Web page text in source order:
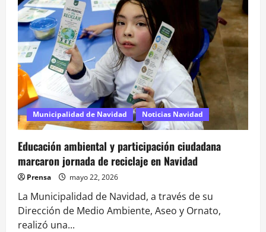
Municipalidad de Navidad Noticias Navidad
Educación ambiental y participación ciudadana
marcaron jornada de reciclaje en Navidad
Prensa mayo 22, 2026
La Municipalidad de Navidad, a través de su
Dirección de Medio Ambiente, Aseo y Ornato,
realizó una...